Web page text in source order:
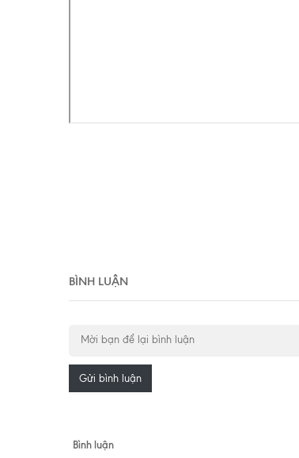
BÌNH LUẬN
Gửi bình luận
Bình luận